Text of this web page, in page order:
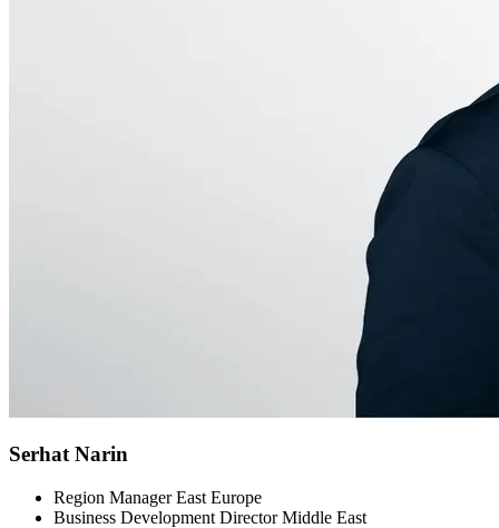
Serhat Narin
Region Manager East Europe
Business Development Director Middle East